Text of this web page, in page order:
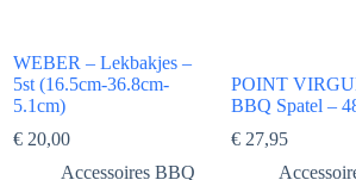
WEBER – Lekbakjes –
5st (16.5cm-36.8cm-
5.1cm)
€20,00
Accessoires BBQ
POINT
BBQ Spatel –
€ 27,95